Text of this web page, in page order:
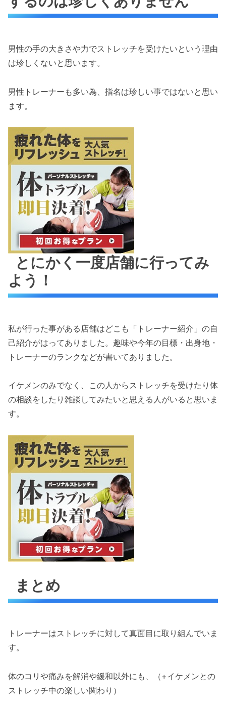
男性の手の大きさや力でストレッチを受けたいという理由
は珍しくないと思います。
男性トレーナーも多い為、指名は珍しい事ではないと思い
ます。
とにかく一度店舗に行ってみ
よう！
私が行った事がある店舗はどこも「トレーナー紹介」の自
己紹介がはってありました。趣味や今年の目標・出身地・
トレーナーのランクなどが書いてありました。
イケメンのみでなく、この人からストレッチを受けたり体
の相談をしたり雑談してみたいと思える人がいると思いま
す。
まとめ
トレーナーはストレッチに対して真面目に取り組んでいま
す。
体のコリや痛みを解消や緩和以外にも、（+イケメンとの
ストレッチ中の楽しい関わり）